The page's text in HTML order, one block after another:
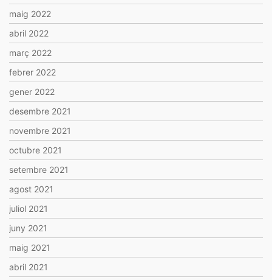
maig 2022
abril 2022
març 2022
febrer 2022
gener 2022
desembre 2021
novembre 2021
octubre 2021
setembre 2021
agost 2021
juliol 2021
juny 2021
maig 2021
abril 2021